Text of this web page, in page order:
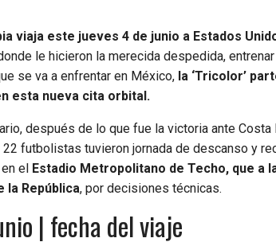
viaja este jueves 4 de junio a Estados
le hicieron la merecida despedida,
se va a enfrentar en México, la ‘Tricolor’
esta nueva cita orbital.
después de lo que fue la victoria ante
futbolistas tuvieron jornada de descanso y
el Estadio Metropolitano de Techo, que a
la República, por decisiones técnicas.
| fecha del viaje